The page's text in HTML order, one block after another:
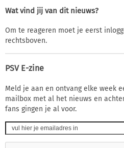
Wat vind jij van dit nieuws?
Om te reageren moet je eerst
rechtsboven.
PSV E-zine
Meld je aan en ontvang elke week
mailbox met al het nieuws en
fans gingen je al voor.